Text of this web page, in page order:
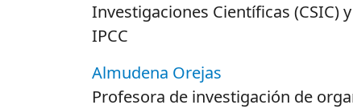
Investigaciones Científicas (CSIC)
IPCC
Almudena Orejas
Profesora de investigación de